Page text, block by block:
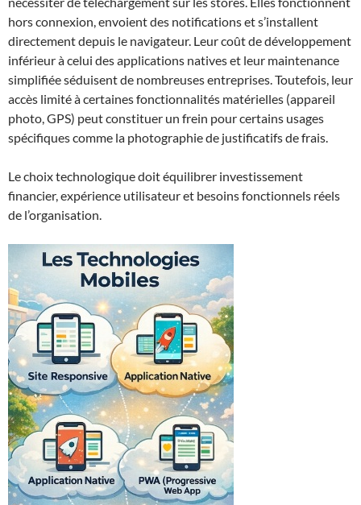
hors connexion, envoient des notifications et s’installent
directement depuis le navigateur. Leur coût de développement
inférieur à celui des applications natives et leur maintenance
simplifiée séduisent de nombreuses entreprises. Toutefois, leur
accès limité à certaines fonctionnalités matérielles (appareil
photo, GPS) peut constituer un frein pour certains usages
spécifiques comme la photographie de justificatifs de frais.
Le choix technologique doit équilibrer investissement
financier, expérience utilisateur et besoins fonctionnels réels
de l’organisation.